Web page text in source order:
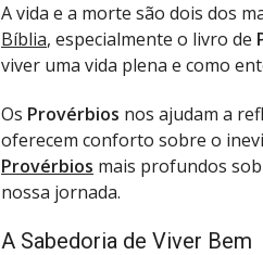
A vida e a morte são dois dos
Bíblia, especialmente o livro de
viver uma vida plena e como
Os Provérbios nos ajudam a
oferecem conforto sobre o
Provérbios mais profundos
nossa jornada.
A Sabedoria de Viver Bem